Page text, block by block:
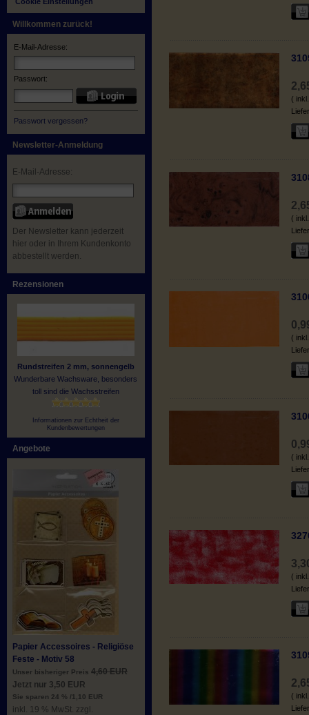
Willkommen zurück!
E-Mail-Adresse:
Passwort:
Passwort vergessen?
Newsletter-Anmeldung
E-Mail-Adresse:
Der Newsletter kann jederzeit
hier oder in Ihrem Kundenkonto
abbestellt werden.
Rezensionen
Rundstreifen 2 mm, sonnengelb
Wunderbare Wachsware, besonders
toll sind die Wachsstreifen
Informationen zur Echtheit der
Kundenbewertungen
Angebote
Papier Accessoires - Religiöse
Feste - Motiv 58
Unser bisheriger Preis 4,60 EUR
Jetzt nur 3,50 EUR
Sie sparen 24 % /1,10 EUR
inkl. 19 % MwSt. zzgl.
(
(
(
(
(
(